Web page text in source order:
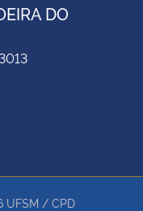
DO
UFSM / CPD